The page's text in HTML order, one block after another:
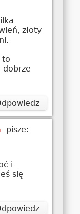
złoty
to
dobrze
pisze:
i
się